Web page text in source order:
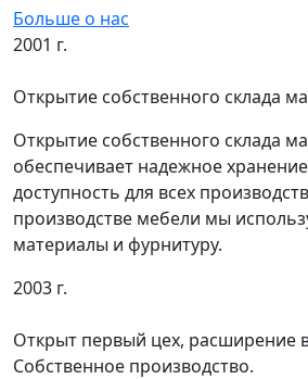
Больше о нас
2001 г.
Открытие собственного склада
Открытие собственного склада
обеспечивает надежное
доступность для всех
производстве мебели мы
материалы и фурнитуру.
2003 г.
Открыт первый цех, расширение
Собственное производство.